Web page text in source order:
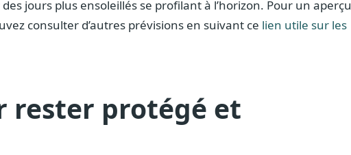
jours plus ensoleillés se profilant à l’horizon. Pour un aperçu
consulter d’autres prévisions en suivant ce lien utile sur les
rester protégé et